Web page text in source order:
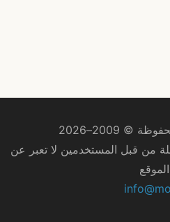
2009–2026
من قبل المستخدمين لا تعبر عن